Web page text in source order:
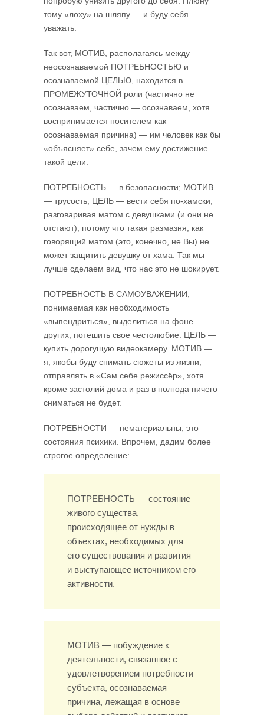
тому «лоху» на шляпу — и буду себя
уважать.
Так вот, МОТИВ, располагаясь между
неосознаваемой ПОТРЕБНОСТЬЮ и
осознаваемой ЦЕЛЬЮ, находится в
ПРОМЕЖУТОЧНОЙ роли (частично не
осознаваем, частично — осознаваем, хотя
воспринимается носителем как
осознаваемая причина) — им человек как бы
«объясняет» себе, зачем ему достижение
такой цели.
ПОТРЕБНОСТЬ — в безопасности; МОТИВ
— трусость; ЦЕЛЬ — вести себя по-хамски,
разговаривая матом с девушками (и они не
отстают), потому что такая размазня, как
говорящий матом (это, конечно, не Вы) не
может защитить девушку от хама. Так мы
лучше сделаем вид, что нас это не шокирует.
ПОТРЕБНОСТЬ В САМОУВАЖЕНИИ,
понимаемая как необходимость
«выпендриться», выделиться на фоне
других, потешить свое честолюбие. ЦЕЛЬ —
купить дорогущую видеокамеру. МОТИВ —
я, якобы буду снимать сюжеты из жизни,
отправлять в «Сам себе режиссёр», хотя
кроме застолий дома и раз в полгода ничего
сниматься не будет.
ПОТРЕБНОСТИ — нематериальны, это
состояния психики. Впрочем, дадим более
строгое определение:
ПОТРЕБНОСТЬ — состояние
живого существа,
происходящее от нужды в
объектах, необходимых для
его существования и развития
и выступающее источником его
активности.
МОТИВ — побуждение к
деятельности, связанное с
удовлетворением потребности
субъекта, осознаваемая
причина, лежащая в основе